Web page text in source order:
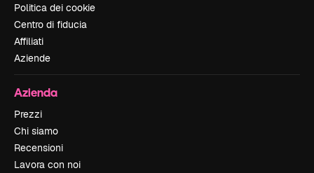
Politica dei cookie
Centro di fiducia
Affiliati
Aziende
Azienda
Prezzi
Chi siamo
Recensioni
Lavora con noi